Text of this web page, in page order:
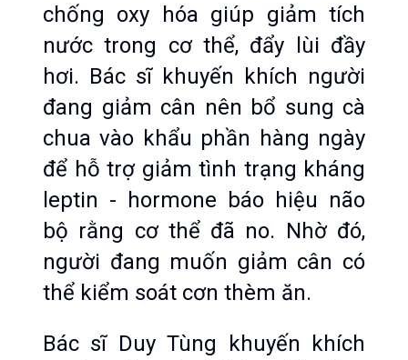
chống oxy hóa giúp giảm tích
nước trong cơ thể, đẩy lùi đầy
hơi. Bác sĩ khuyến khích người
đang giảm cân nên bổ sung cà
chua vào khẩu phần hàng ngày
để hỗ trợ giảm tình trạng kháng
leptin - hormone báo hiệu não
bộ rằng cơ thể đã no. Nhờ đó,
người đang muốn giảm cân có
thể kiểm soát cơn thèm ăn.
Bác sĩ Duy Tùng khuyến khích